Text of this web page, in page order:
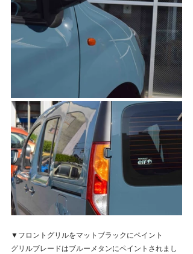
▼フロントグリルをマットブラックにペイント
グリルブレードはブルーメタンにペイントされまし